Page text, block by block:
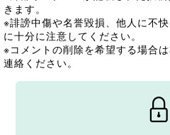
きます。
※誹謗中傷や名誉毀損、他人に不
に十分に注意してください。
※コメントの削除を希望する場合
連絡ください。